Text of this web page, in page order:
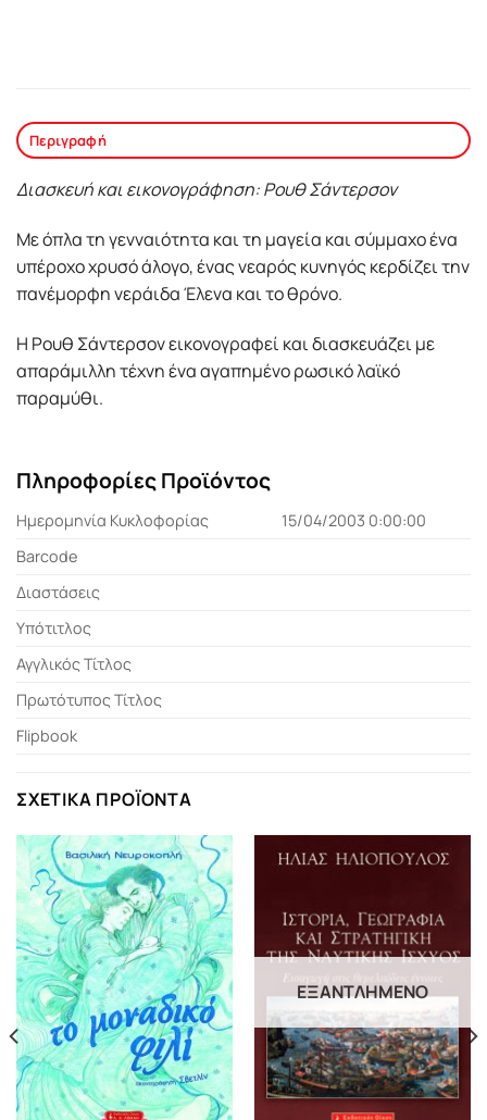
Περιγραφή
Διασκευή και εικονογράφηση: Ρουθ Σάντερσον
Με όπλα τη γενναιότητα και τη μαγεία και σύμμαχο ένα
υπέροχο χρυσό άλογο, ένας νεαρός κυνηγός κερδίζει την
πανέμορφη νεράιδα Έλενα και το θρόνο.
Η Ρουθ Σάντερσον εικονογραφεί και διασκευάζει με
απαράμιλλη τέχνη ένα αγαπημένο ρωσικό λαϊκό
παραμύθι.
Πληροφορίες Προϊόντος
Ημερομηνία Κυκλοφορίας
15/04/2003 0:00:00
Barcode
Διαστάσεις
Υπότιτλος
Αγγλικός Τίτλος
Πρωτότυπος Τίτλος
Flipbook
ΣΧΕΤΙΚΆ ΠΡΟΪΌΝΤΑ
ΕΞΑΝΤΛΗΜΈΝΟ